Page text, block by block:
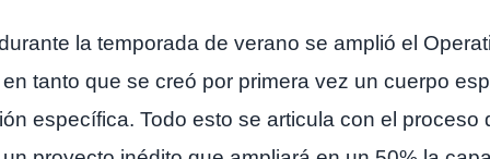
la temporada de verano se amplió el
tanto que se creó por primera vez un cuerpo
específica. Todo esto se articula con el